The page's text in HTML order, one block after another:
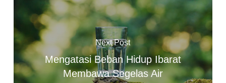
Next Post
Mengatasi Beban Hidup Ibarat
Membawa Segelas Air